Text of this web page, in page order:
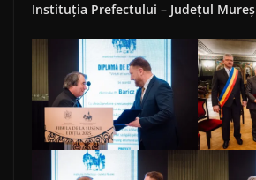
Instituția Prefectului – Județul Mureș